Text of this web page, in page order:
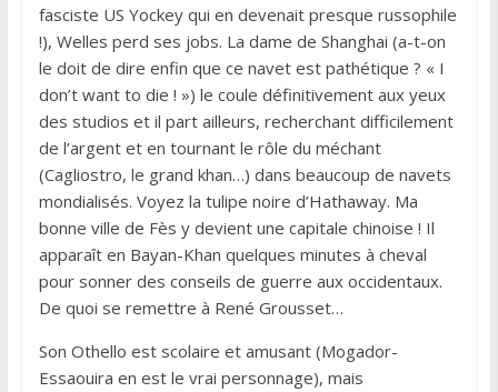
fasciste US Yockey qui en devenait presque russophile
!), Welles perd ses jobs. La dame de Shanghai (a-t-on
le doit de dire enfin que ce navet est pathétique ? « I
don’t want to die ! ») le coule définitivement aux yeux
des studios et il part ailleurs, recherchant difficilement
de l’argent et en tournant le rôle du méchant
(Cagliostro, le grand khan…) dans beaucoup de navets
mondialisés. Voyez la tulipe noire d’Hathaway. Ma
bonne ville de Fès y devient une capitale chinoise ! Il
apparaît en Bayan-Khan quelques minutes à cheval
pour sonner des conseils de guerre aux occidentaux.
De quoi se remettre à René Grousset…
Son Othello est scolaire et amusant (Mogador-
Essaouira en est le vrai personnage), mais